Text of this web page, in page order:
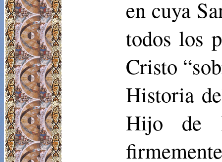
en cuya
todos los
Cristo
Historia
Hijo de